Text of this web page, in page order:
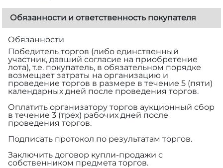
Обязанности и ответственность покупателя
Обязанности
Победитель торгов (либо единственный
участник, давший согласие на приобретение
лота), т.е. покупатель, в обязательном порядке
возмещает затраты на организацию и
проведение торгов в размере в течение 5 (пяти)
календарных дней после проведения торгов.
Оплатить организатору торгов аукционный сбор
в течение 3 (трех) рабочих дней после
проведения торгов.
Подписать протокол по результатам торгов.
Заключить договор купли-продажи с
собственником предмета торгов.